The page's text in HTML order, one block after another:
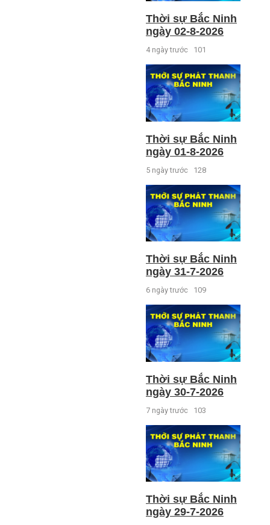
Thời sự Bắc Ninh
ngày 02-8-2026
4 ngày trước 101
Thời sự Bắc Ninh
ngày 01-8-2026
5 ngày trước 128
Thời sự Bắc Ninh
ngày 31-7-2026
6 ngày trước 109
Thời sự Bắc Ninh
ngày 30-7-2026
7 ngày trước 103
Thời sự Bắc Ninh
ngày 29-7-2026